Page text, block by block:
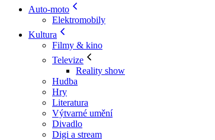
Auto-moto
Elektromobily
Kultura
Filmy & kino
Televize
Reality show
Hudba
Hry
Literatura
Výtvarné umění
Divadlo
Digi a stream